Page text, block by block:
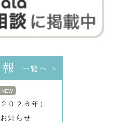
一覧へ >
NEW
０２６年）
知らせ